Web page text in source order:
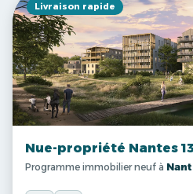
Livraison rapide
Nue-propriété Nantes
Programme immobilier neuf à